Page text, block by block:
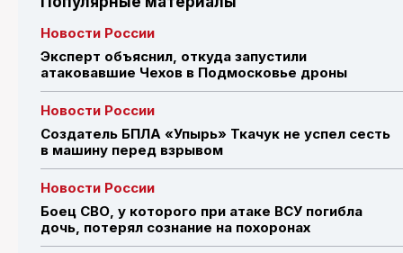
Новости России
Эксперт объяснил, откуда запустили
атаковавшие Чехов в Подмосковье дроны
Новости России
Создатель БПЛА «Упырь» Ткачук не успел сесть
в машину перед взрывом
Новости России
Боец СВО, у которого при атаке ВСУ погибла
дочь, потерял сознание на похоронах